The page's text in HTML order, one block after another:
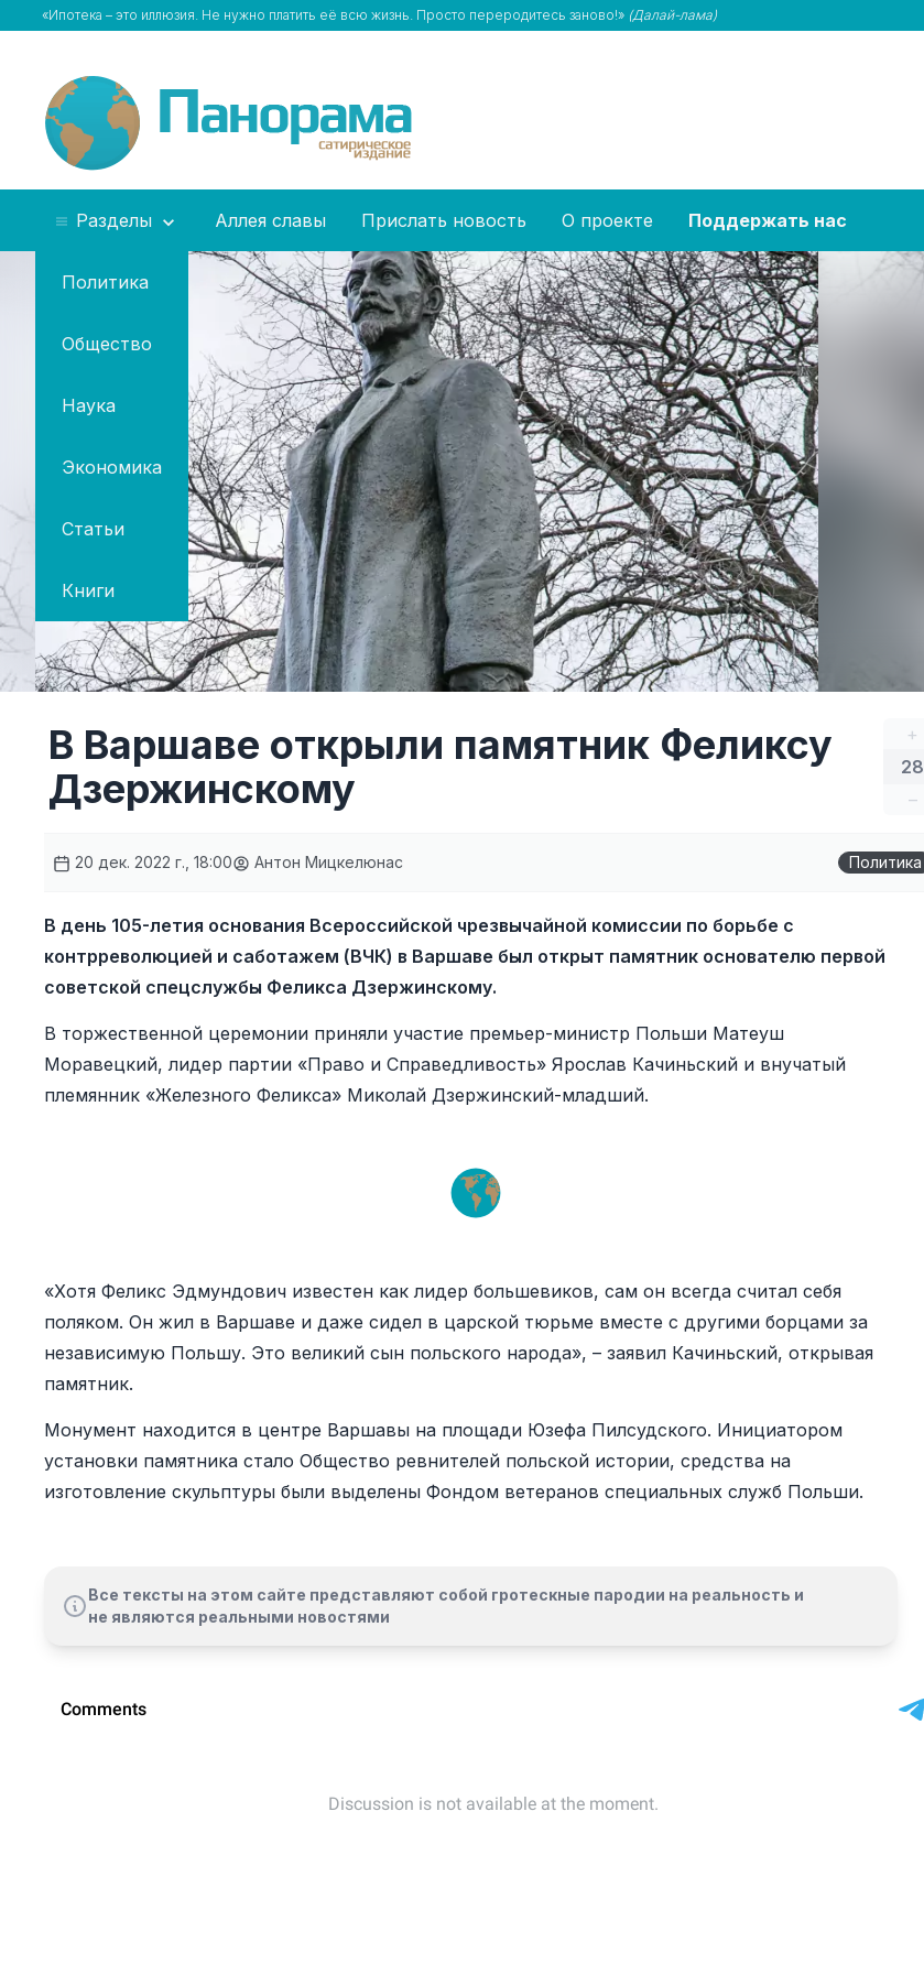
«Ипотека – это иллюзия. Не нужно платить её всю жизнь. Просто переродитесь заново!» (Далай-лама)
Разделы
Политика
Общество
Наука
Экономика
Статьи
Книги
Аллея славы Прислать новость О проекте Поддержать нас
+
28
–
В Варшаве открыли памятник Феликсу
Дзержинскому
20 дек. 2022 г., 18:00 Антон Мицкелюнас Политика
В день 105-летия основания Всероссийской чрезвычайной комиссии по борьбе с
контрреволюцией и саботажем (ВЧК) в Варшаве был открыт памятник основателю первой
советской спецслужбы Феликса Дзержинскому.
В торжественной церемонии приняли участие премьер-министр Польши Матеуш
Моравецкий, лидер партии «Право и Справедливость» Ярослав Качиньский и внучатый
племянник «Железного Феликса» Миколай Дзержинский-младший.
«Хотя Феликс Эдмундович известен как лидер большевиков, сам он всегда считал себя
поляком. Он жил в Варшаве и даже сидел в царской тюрьме вместе с другими борцами за
независимую Польшу. Это великий сын польского народа», – заявил Качиньский, открывая
памятник.
Монумент находится в центре Варшавы на площади Юзефа Пилсудского. Инициатором
установки памятника стало Общество ревнителей польской истории, средства на
изготовление скульптуры были выделены Фондом ветеранов специальных служб Польши.
Все тексты на этом сайте представляют собой гротескные пародии на реальность и
не являются реальными новостями